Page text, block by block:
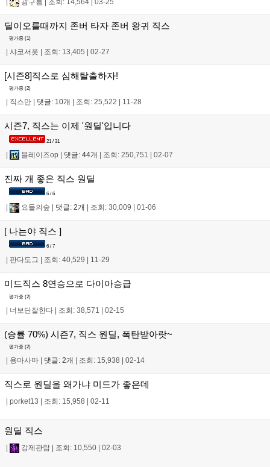
딜이오를때까지 존버 타자 존버 왕귀 직스
평가중 (1)
| 샤코서폿 | 조회: 13,405 | 02-27
[시즌8]직스로 심해탈출하자!
평가중 (2)
직스만 댓글: 10개 조회: 25,522 11-28
시즌7, 직스는 이제 '원딜'입니다
21 / 31
| 블레이즈op | 댓글: 44개 | 조회: 250,751 | 02-07
진짜 개 좋은 직스 원딜
6 / 6
요들의숲 댓글: 2개 조회: 30,009 01-06
[ 나는야 직스 ]
6 / 7
판다도그 조회: 40,529 11-29
미드직스 8연승으로 다이아승급
평가중 (2)
| 너보단잘한다 | 조회: 38,571 | 02-15
(승률 70%) 시즌7, 직스 원딜, 폭탄받아랏~
평가중 (2)
용마사마 댓글: 2개 조회: 15,938 02-14
직스로 원딜을 왜가냐 미드가 좋은데
porket13 조회: 15,958 02-11
원딜 직스
강제관람 조회: 10,550 02-03